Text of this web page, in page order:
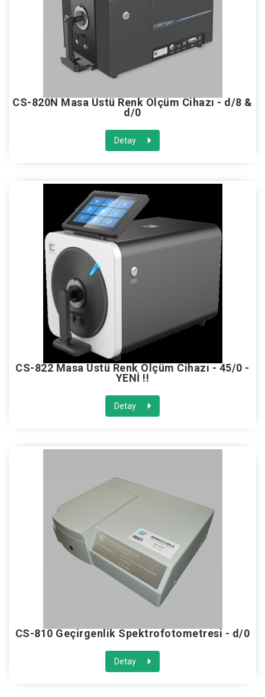
CS-820N Masa Üstü Renk Ölçüm Cihazı - d/8 &
d/0
Detay
CS-822 Masa Üstü Renk Ölçüm Cihazı - 45/0 -
YENİ !!
Detay
CS-810 Geçirgenlik Spektrofotometresi - d/0
Detay